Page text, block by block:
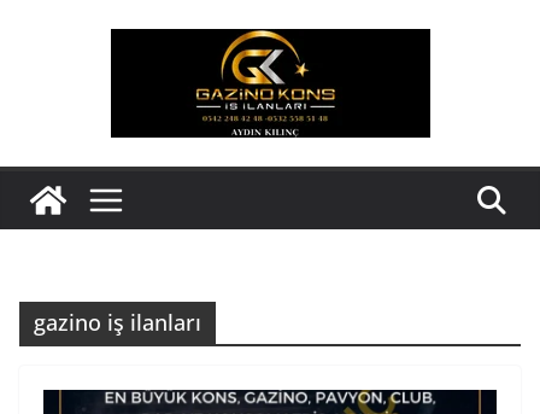
gazino iş ilanları